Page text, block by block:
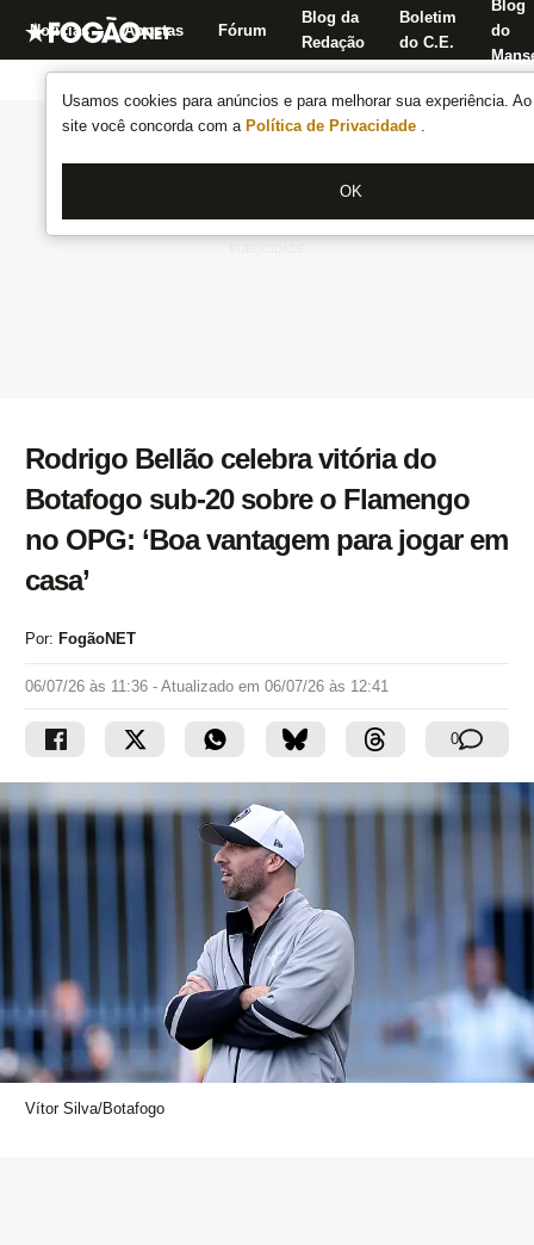
Usamos cookies para anúncios e para melhorar sua experiência.
site você concorda com a Política de Privacidade .
OK
Notícias Apostas Fórum
Blog da
Redação
Boletim
do C.E.
Blog
do
Rodrigo Bellão celebra vitória do
Botafogo sub-20 sobre o Flamengo
no OPG: ‘Boa vantagem para jogar em
casa’
Por: FogãoNET
06/07/26 às 11:36 - Atualizado em 06/07/26 às 12:41
0
Vítor Silva/Botafogo